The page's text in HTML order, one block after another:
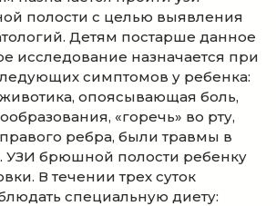
полости с целью выявления
Детям постарше данное
исследование назначается при
симптомов у ребенка:
опоясывающая боль,
«горечь» во рту,
ребра, были травмы в
УЗИ брюшной полости ребенку
В течении трех суток
специальную диету: